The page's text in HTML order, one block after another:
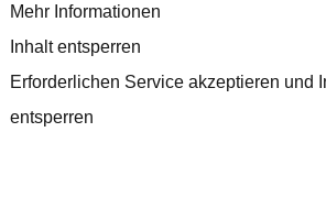
Mehr Informationen
Inhalt entsperren
Erforderlichen Service akzeptieren und
entsperren